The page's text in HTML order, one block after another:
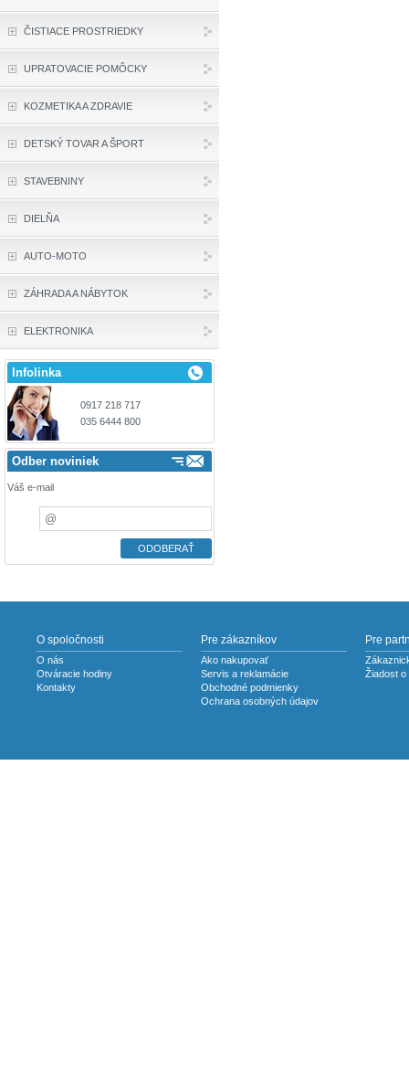
ČISTIACE PROSTRIEDKY
UPRATOVACIE POMÔCKY
KOZMETIKA A ZDRAVIE
DETSKÝ TOVAR A ŠPORT
STAVEBNINY
DIELŇA
AUTO-MOTO
ZÁHRADA A NÁBYTOK
ELEKTRONIKA
Infolinka
0917 218 717
035 6444 800
Odber noviniek
Váš e-mail
O spoločnosti
O nás
Otváracie hodiny
Kontakty
Pre zákazníkov
Ako nakupovať
Servis a reklamácie
Obchodné podmienky
Ochrana osobných údajov
Pre
Žiadost